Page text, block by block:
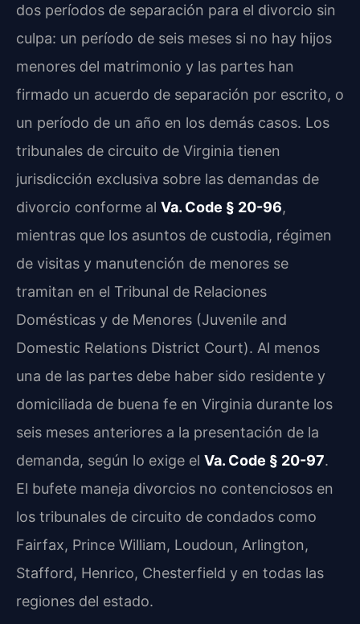
dos períodos de separación para el divorcio sin
culpa: un período de seis meses si no hay hijos
menores del matrimonio y las partes han
firmado un acuerdo de separación por escrito, o
un período de un año en los demás casos. Los
tribunales de circuito de Virginia tienen
jurisdicción exclusiva sobre las demandas de
divorcio conforme al Va. Code § 20-96,
mientras que los asuntos de custodia, régimen
de visitas y manutención de menores se
tramitan en el Tribunal de Relaciones
Domésticas y de Menores (Juvenile and
Domestic Relations District Court). Al menos
una de las partes debe haber sido residente y
domiciliada de buena fe en Virginia durante los
seis meses anteriores a la presentación de la
demanda, según lo exige el Va. Code § 20-97.
El bufete maneja divorcios no contenciosos en
los tribunales de circuito de condados como
Fairfax, Prince William, Loudoun, Arlington,
Stafford, Henrico, Chesterfield y en todas las
regiones del estado.